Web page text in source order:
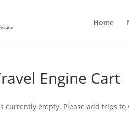
Home
Engine Cart
currently empty. Please add trips to